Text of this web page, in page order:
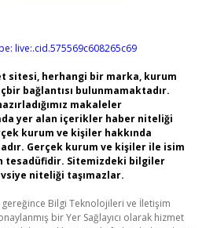
live:.cid.575569c608265c69
sitesi, herhangi bir marka, kurum
bağlantısı bulunmamaktadır.
makaleler
yer alan içerikler haber niteliği
kurum ve kişiler hakkında
Gerçek kurum ve kişiler ile isim
tesadüfidir. Sitemizdeki bilgiler
niteliği taşımazlar.
gereğince Bilgi Teknolojileri ve İletişim
bir Yer Sağlayıcı olarak hizmet